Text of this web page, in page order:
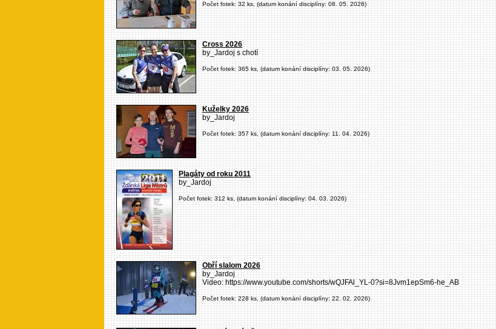
Počet fotek: 32 ks, (datum konání disciplíny: 08. 05. 2026)
Cross 2026
by_Jardoj s chotí
Počet fotek: 365 ks, (datum konání disciplíny: 03. 05. 2026)
Kuželky 2026
by_Jardoj
Počet fotek: 357 ks, (datum konání disciplíny: 11. 04. 2026)
Plagáty od roku 2011
by_Jardoj
Počet fotek: 312 ks, (datum konání disciplíny: 04. 03. 2026)
Obří slalom 2026
by_Jardoj
Video: https://www.youtube.com/shorts/wQJFAl_YL-0?si=8Jvm1epSm6-he_AB
Počet fotek: 228 ks, (datum konání disciplíny: 22. 02. 2026)